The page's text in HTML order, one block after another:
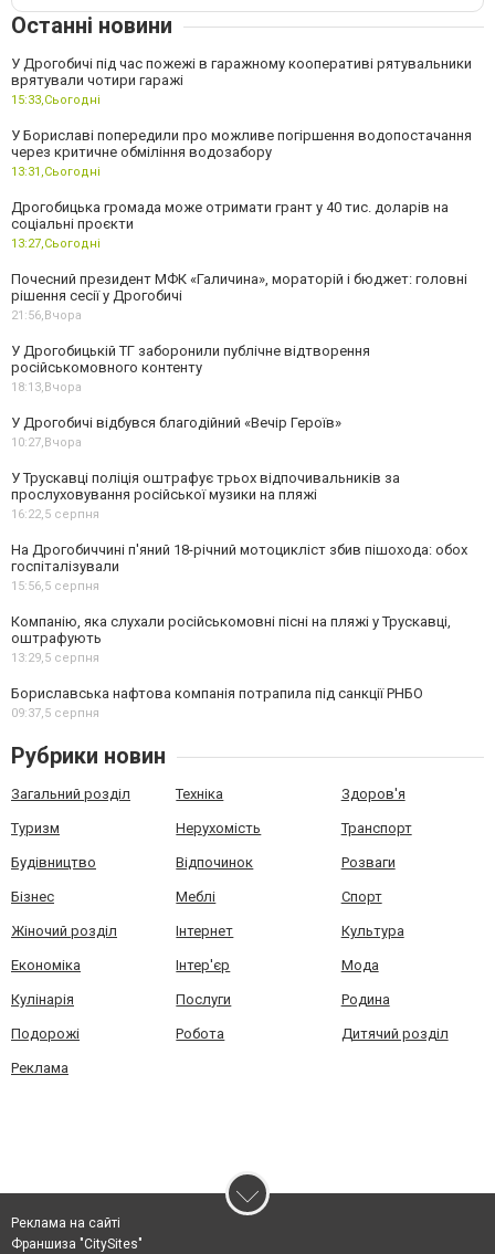
Останні новини
У Дрогобичі під час пожежі в гаражному кооперативі рятувальники
врятували чотири гаражі
15:33, Сьогодні
У Бориславі попередили про можливе погіршення водопостачання
через критичне обміління водозабору
13:31, Сьогодні
Дрогобицька громада може отримати грант у 40 тис. доларів на
соціальні проєкти
13:27, Сьогодні
Почесний президент МФК «Галичина», мораторій і бюджет: головні
рішення сесії у Дрогобичі
21:56, Вчора
У Дрогобицькій ТГ заборонили публічне відтворення
російськомовного контенту
18:13, Вчора
У Дрогобичі відбувся благодійний «Вечір Героїв»
10:27, Вчора
У Трускавці поліція оштрафує трьох відпочивальників за
прослуховування російської музики на пляжі
16:22, 5 серпня
На Дрогобиччині п'яний 18-річний мотоцикліст збив пішохода: обох
госпіталізували
15:56, 5 серпня
Компанію, яка слухали російськомовні пісні на пляжі у Трускавці,
оштрафують
13:29, 5 серпня
Бориславська нафтова компанія потрапила під санкції РНБО
09:37, 5 серпня
Рубрики новин
Загальний розділ Техніка Здоров'я
Туризм Нерухомість Транспорт
Будівництво Відпочинок Розваги
Бізнес Меблі Спорт
Жіночий розділ Інтернет Культура
Економіка Інтер'єр Мода
Кулінарія Послуги Родина
Подорожі Робота Дитячий розділ
Реклама
Реклама на сайті
Франшиза "CitySites"